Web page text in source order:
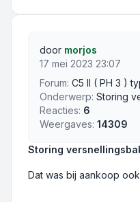
Storing
Dat was bij aankoop
door morjos
17 mei 2023 23:07
Forum: C5 II ( PH 3 )
Onderwerp: Storing
Reacties: 6
Weergaves: 14309